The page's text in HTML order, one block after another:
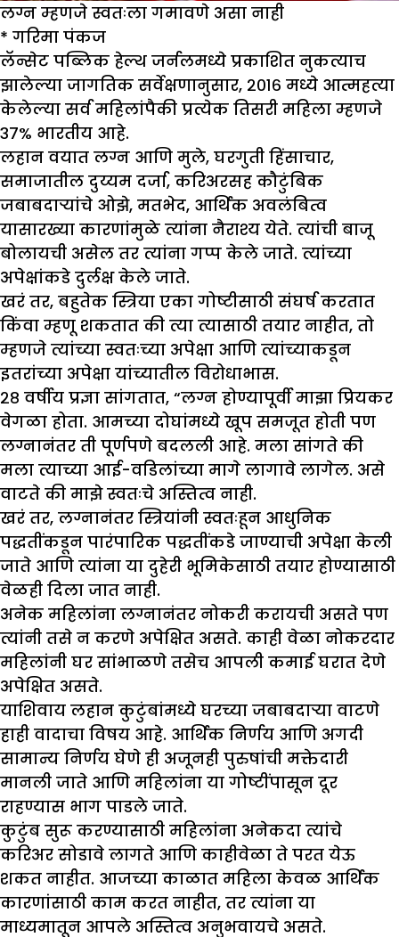
लग्न म्हणजे स्वतःला गमावणे असा नाही
* गरिमा पंकज
लॅन्सेट पब्लिक हेल्थ जर्नलमध्ये प्रकाशित नुकत्याच
झालेल्या जागतिक सर्वेक्षणानुसार, २०१६ मध्ये आत्महत्या
केलेल्या सर्व महिलांपैकी प्रत्येक तिसरी महिला म्हणजे
३७% भारतीय आहे.
लहान वयात लग्न आणि मुले, घरगुती हिंसाचार,
समाजातील दुय्यम दर्जा, करिअरसह कौटुंबिक
जबाबदाऱ्यांचे ओझे, मतभेद, आर्थिक अवलंबित्व
यासारख्या कारणांमुळे त्यांना नैराश्य येते. त्यांची बाजू
बोलायची असेल तर त्यांना गप्प केले जाते. त्यांच्या
अपेक्षांकडे दुर्लक्ष केले जाते.
खरं तर, बहुतेक स्त्रिया एका गोष्टीसाठी संघर्ष करतात
किंवा म्हणू शकतात की त्या त्यासाठी तयार नाहीत, तो
म्हणजे त्यांच्या स्वतःच्या अपेक्षा आणि त्यांच्याकडून
इतरांच्या अपेक्षा यांच्यातील विरोधाभास.
२८ वर्षीय प्रज्ञा सांगतात, “लग्न होण्यापूर्वी माझा प्रियकर
वेगळा होता. आमच्या दोघांमध्ये खूप समजूत होती पण
लग्नानंतर ती पूर्णपणे बदलली आहे. मला सांगते की
मला त्याच्या आई-वडिलांच्या मागे लागावे लागेल. असे
वाटते की माझे स्वतःचे अस्तित्व नाही.
खरं तर, लग्नानंतर स्त्रियांनी स्वतःहून आधुनिक
पद्धतींकडून पारंपारिक पद्धतींकडे जाण्याची अपेक्षा केली
जाते आणि त्यांना या दुहेरी भूमिकेसाठी तयार होण्यासाठी
वेळही दिला जात नाही.
अनेक महिलांना लग्नानंतर नोकरी करायची असते पण
त्यांनी तसे न करणे अपेक्षित असते. काही वेळा नोकरदार
महिलांनी घर सांभाळणे तसेच आपली कमाई घरात देणे
अपेक्षित असते.
याशिवाय लहान कुटुंबांमध्ये घरच्या जबाबदाऱ्या वाटणे
हाही वादाचा विषय आहे. आर्थिक निर्णय आणि अगदी
सामान्य निर्णय घेणे ही अजूनही पुरुषांची मक्तेदारी
मानली जाते आणि महिलांना या गोष्टींपासून दूर
राहण्यास भाग पाडले जाते.
कुटुंब सुरू करण्यासाठी महिलांना अनेकदा त्यांचे
करिअर सोडावे लागते आणि काहीवेळा ते परत येऊ
शकत नाहीत. आजच्या काळात महिला केवळ आर्थिक
कारणांसाठी काम करत नाहीत, तर त्यांना या
माध्यमातून आपले अस्तित्व अनुभवायचे असते.